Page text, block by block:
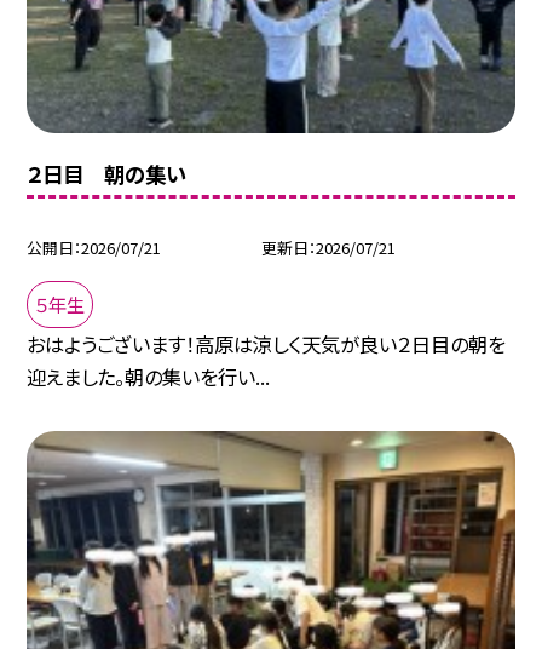
２日目 朝の集い
公開日 2026/07/21 更新日 2026/07/21
５年生
おはようございます！高原は涼しく天気が良い２日目の朝を
迎えました。朝の集いを行い...